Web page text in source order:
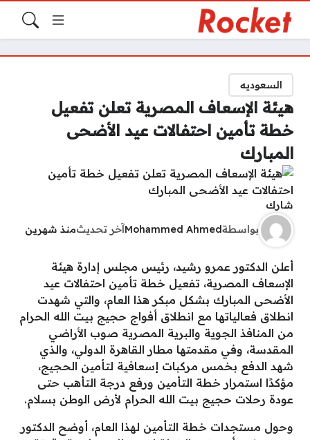
السعوديه
هيئة الإسعاف المصرية تعلن تفعيل
خطة تأمين احتفالات عيد الأضحى
المبارك
شارك
بواسطةMohammed Ahmed آخر تحديثمنذ شهرين
أعلن الدكتور عمرو رشيد، رئيس مجلس إدارة هيئة
الإسعاف المصرية، تفعيل خطة تأمين احتفالات عيد
الأضحى المبارك بشكل مبكر هذا العام، والتي شهدت
انطلاق فعالياتها مع انطلاق أفواج حجيج بيت الله الحرام
من المنافذ الجوية والبرية المصرية صوب الأراضي
المقدسة، وفي مقدمتها مطار القاهرة الدولي، والذي
شهد الدفع بخمس مركبات إسعافية لتأمين الحجيج،
مؤكدًا استمرار خطة التأمين ورفع درجة التأهب حتى
عودة رحلات حجيج بيت الله الحرام لأرض الوطن بسلام.
وحول مستجدات خطة التأمين لهذا العام، أوضح الدكتور